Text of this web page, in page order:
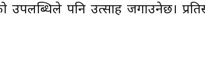
पनि उत्साह जगाउनेछ।